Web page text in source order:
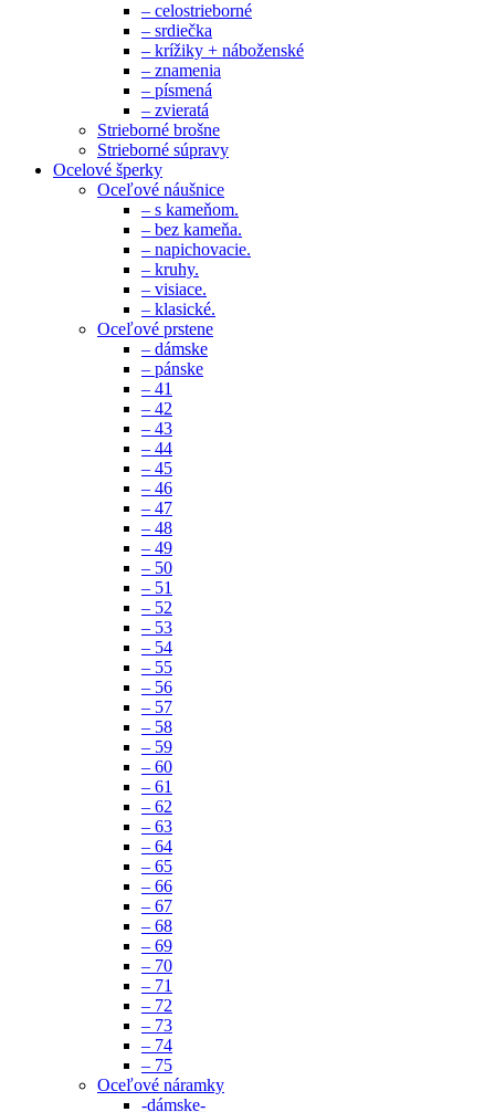
– celostrieborné
– srdiečka
– krížiky + náboženské
– znamenia
– písmená
– zvieratá
Strieborné brošne
Strieborné súpravy
Ocelové šperky
Oceľové náušnice
– s kameňom.
– bez kameňa.
– napichovacie.
– kruhy.
– visiace.
– klasické.
Oceľové prstene
– dámske
– pánske
– 41
– 42
– 43
– 44
– 45
– 46
– 47
– 48
– 49
– 50
– 51
– 52
– 53
– 54
– 55
– 56
– 57
– 58
– 59
– 60
– 61
– 62
– 63
– 64
– 65
– 66
– 67
– 68
– 69
– 70
– 71
– 72
– 73
– 74
– 75
Oceľové náramky
-dámske-